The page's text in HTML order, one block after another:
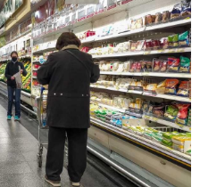
Notas